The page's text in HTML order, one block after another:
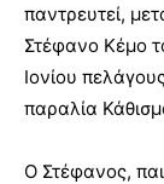
παντρευτεί,
Στέφανο Κέμο
Ιονίου
παραλία
Ο Στέφανος,